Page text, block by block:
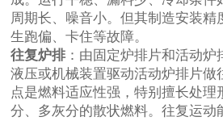
周期长、噪音小。但其制造安装精
生跑偏、卡住等故障。
往复炉排 ：由固定炉排片和活动
液压或机械装置驱动活动炉排片做
点是燃料适应性强，特别擅长处理
分、多灰分的散状燃料。往复运动